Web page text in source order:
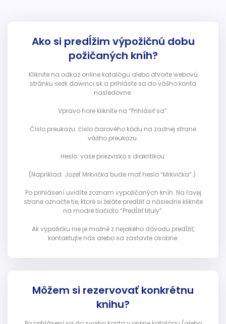
Ako si predĺžim výpožičnú dobu
požičaných kníh?
Kliknite na odkaz online katalógu alebo otvorte webovú
stránku sezk.dawinci.sk a prihláste sa do vášho konta
nasledovne:
Vpravo hore kliknite na “Prihlásiť sa”:
Číslo preukazu: číslo čiarového kódu na zadnej strane
vášho preukazu.
Heslo: vaše priezvisko s diakritikou.
(Napríklad: Jozef Mrkvička bude mať heslo “Mrkvička”.).
Po prihlásení uvidíte zoznam vypožičaných kníh. Na ľavej
strane označte tie, ktoré si želáte predĺžiť a následne kliknite
na modré tlačidlo “Predĺžiť tituly”.
Ak výpožičku nie je možné z nejakého dôvodu predĺžiť,
kontaktujte nás alebo sa zastavte osobne.
Môžem si rezervovať konkrétnu
knihu?